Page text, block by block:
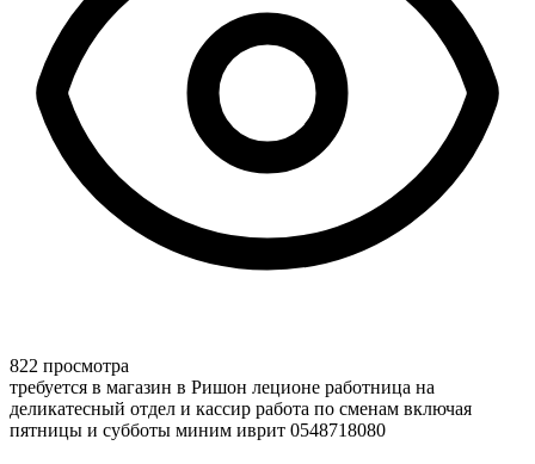
822 просмотра
требуется в магазин в Ришон леционе работница на
деликатесный отдел и кассир работа по сменам включая
пятницы и субботы миним иврит 0548718080